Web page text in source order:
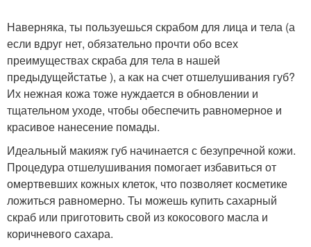
Наверняка, ты пользуешься скрабом для лица и тела (а
если вдруг нет, обязательно прочти обо всех
преимуществах скраба для тела в нашей
предыдущейстатье ), а как на счет отшелушивания губ?
Их нежная кожа тоже нуждается в обновлении и
тщательном уходе, чтобы обеспечить равномерное и
красивое нанесение помады.
Идеальный макияж губ начинается с безупречной кожи.
Процедура отшелушивания помогает избавиться от
омертвевших кожных клеток, что позволяет косметике
ложиться равномерно. Ты можешь купить сахарный
скраб или приготовить свой из кокосового масла и
коричневого сахара.